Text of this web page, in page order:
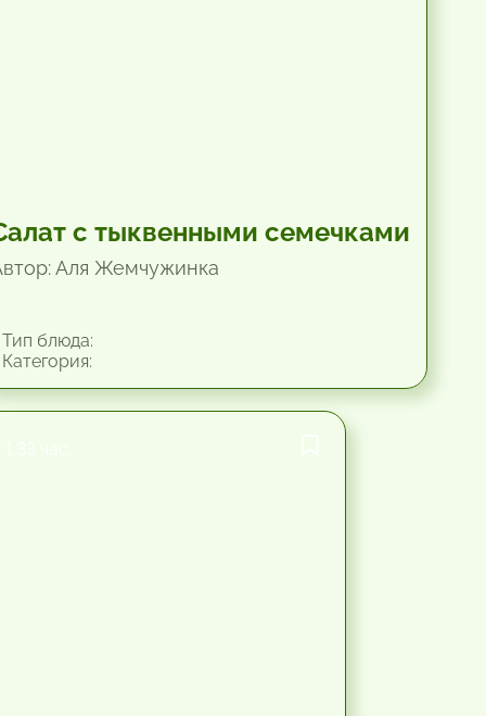
с тыквенными семечками
Аля Жемчужинка
блюда: